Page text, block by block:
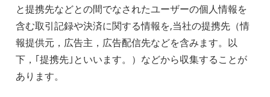
と提携先などとの間でなされたユーザーの個人情報を
含む取引記録や決済に関する情報を,当社の提携先（情
報提供元，広告主，広告配信先などを含みます。以
下，｢提携先｣といいます。）などから収集することが
あります。